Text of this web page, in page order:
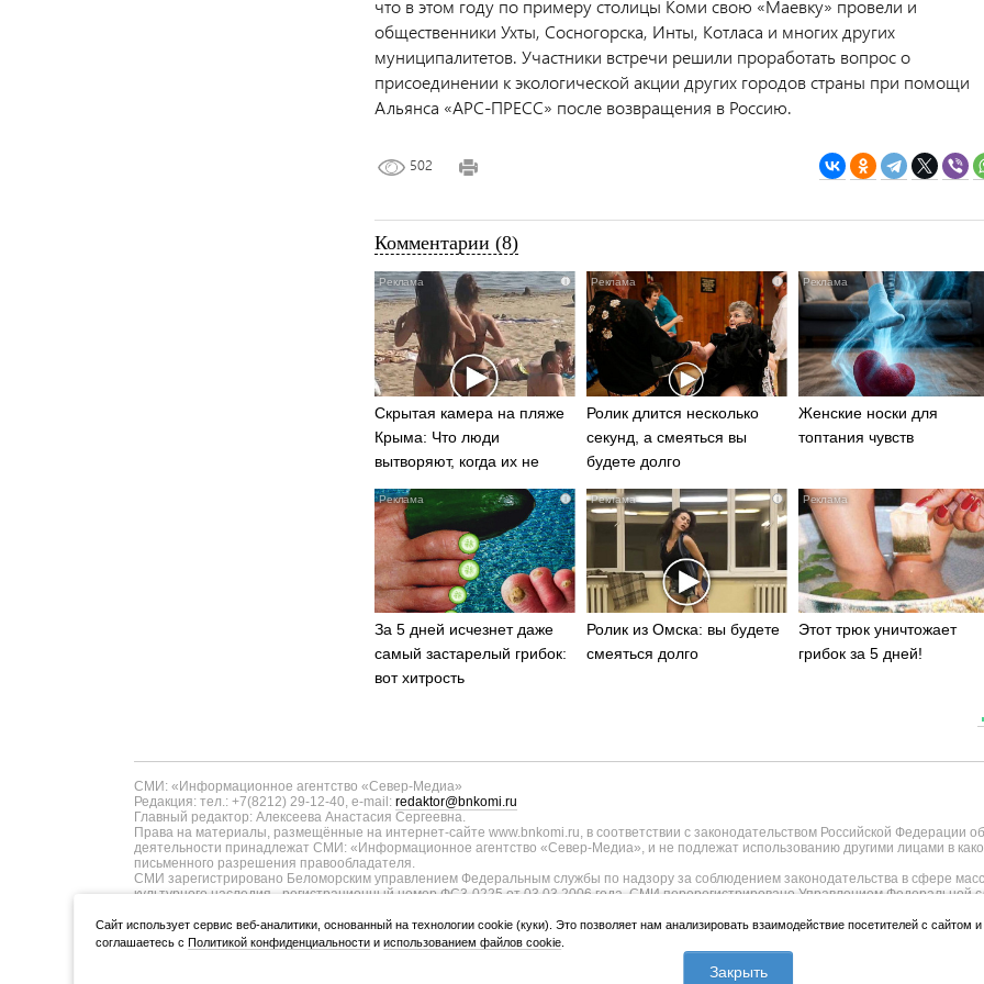
что в этом году по примеру столицы Коми свою «Маевку» провели и
общественники Ухты, Сосногорска, Инты, Котласа и многих других
муниципалитетов. Участники встречи решили проработать вопрос о
присоединении к экологической акции других городов страны при помощи
Альянса «АРС-ПРЕСС» после возвращения в Россию.
502
Комментарии (8)
i
Скрытая камера на пляже
Крыма: Что люди
вытворяют, когда их не
видят...
i
Ролик длится несколько
секунд, а смеяться вы
будете долго
Женские носки для
топтания чувств
i
За 5 дней исчезнет даже
самый застарелый грибок:
вот хитрость
i
Ролик из Омска: вы будете
смеяться долго
Этот трюк уничтожает
грибок за 5 дней!
СМИ: «Информационное агентство «Север-Медиа»
Редакция: тел.: +7(8212) 29-12-40, e-mail: redaktor@bnkomi.ru
Главный редактор: Алексеева Анастасия Сергеевна.
Права на материалы, размещённые на интернет-сайте www.bnkomi.ru, в соответствии с законодательством Российской Федерации
деятельности принадлежат СМИ: «Информационное агентство «Север-Медиа», и не подлежат использованию другими лицами в
письменного разрешения правообладателя.
СМИ зарегистрировано Беломорским управлением Федеральным службы по надзору за соблюдением законодательства в сфере
культурного наследия - регистрационный номер ФС3-0225 от 03.03.2006 года. СМИ перерегистрировано Управлением Федеральной
ТУ11-00371 от 01.06.2017 года. В запись о регистрации СМИ внесены изменения Федеральной службы по надзору в сфере связи,
коммуникаций в связи с изменением территории распространения, уточнением тематики - регистрационный номер ИА № ФС77-
Учредитель (соучредители): Администрация Главы Республики Коми и Правительства Республики Коми (167010, Республика Коми,
ООО «Информационное агентство «Север-Медиа» (167000, Коми Республика, г.Сыктывкар, ул. Куратова, д.73/4).
Cайт использует сервис веб-аналитики, основанный на технологии cookie (куки). Это позволяет нам анализировать взаимодействие посетителей с
соглашаетесь сПолитикой конфиденциальности ииспользованием файлов cookie
Закрыть